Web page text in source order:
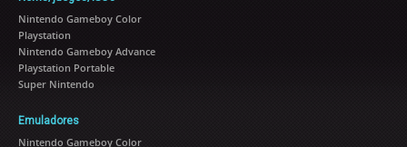
Nintendo Gameboy Color
Playstation
Nintendo Gameboy Advance
Playstation Portable
Super Nintendo
Emuladores
Nintendo Gameboy Color